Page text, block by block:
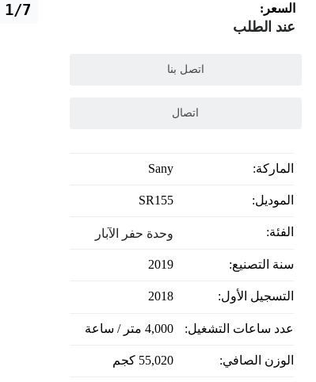
1/7 السعر:
عند الطلب
اتصل بنا
اتصال
الماركة: Sany
الموديل: SR155
الفئة: وحدة حفر الآبار
سنة التصنيع: 2019
التسجيل الأول: 2018
عدد ساعات التشغيل: 4,000 متر / ساعة
الوزن الصافي: 55,020 كجم